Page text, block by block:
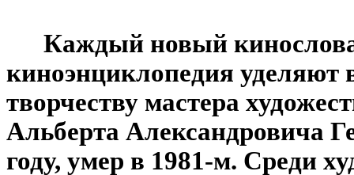
Каждый новый
киноэнциклопедия уделяют
творчеству мастера
Альберта Александровича
году, умер в 1981-м. Среди